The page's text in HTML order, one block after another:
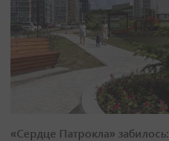
«Сердце Патрокла» забилось: